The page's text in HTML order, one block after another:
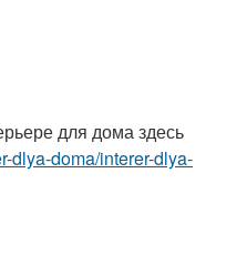
для дома здесь
dlya-doma/interer-dlya-